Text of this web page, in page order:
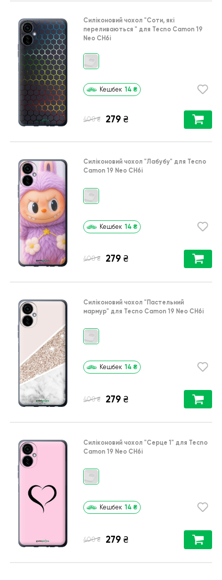
Силіконовий чохол "Соти, які
переливаються " для Tecno Camon 19
Neo CH6i
Кешбек 14 ₴
400 ₴ 279 ₴
Силіконовий чохол "Лабубу" для Tecno
Camon 19 Neo CH6i
Кешбек 14 ₴
400 ₴ 279 ₴
Силіконовий чохол "Пастельний
мармур" для Tecno Camon 19 Neo CH6i
Кешбек 14 ₴
400 ₴ 279 ₴
Силіконовий чохол "Серце 1" для Tecno
Camon 19 Neo CH6i
Кешбек 14 ₴
400 ₴ 279 ₴